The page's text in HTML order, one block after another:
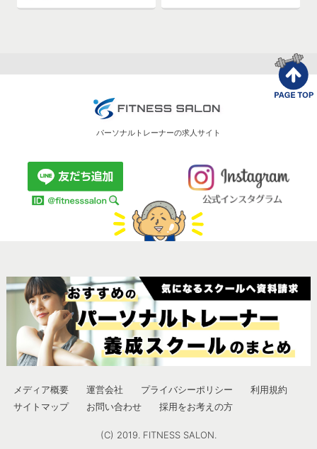
パーソナルトレーナーの求人サイト
メディア概要 運営会社 プライバシーポリシー
利用規約
サイトマップ
お問い合わせ 採用をお考えの方
(C) 2019. FITNESS SALON.